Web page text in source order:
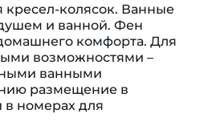
кресел-колясок. Ванные
и ванной. Фен
комфорта. Для
возможностями –
ванными
размещение в
номерах для